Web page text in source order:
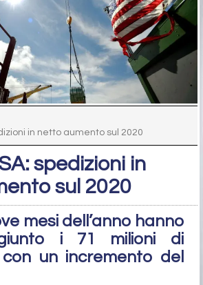
in netto aumento sul 2020
spedizioni in
sul 2020
mesi dell’anno hanno
i 71 milioni di
un incremento del